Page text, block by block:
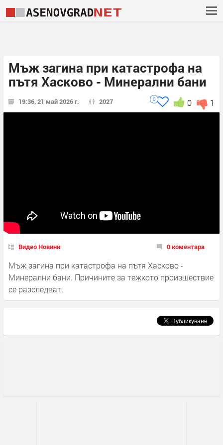
Мъж загина при катастрофа на
пътя Хасково - Минерални бани
19:36, 21 май 2026 г. 2027 1
0
0
Видео Новини 0 коментара
Мъж загина при катастрофа на пътя Хасково -
Минерални бани. Причините за тежкото произшествие
се разследват.